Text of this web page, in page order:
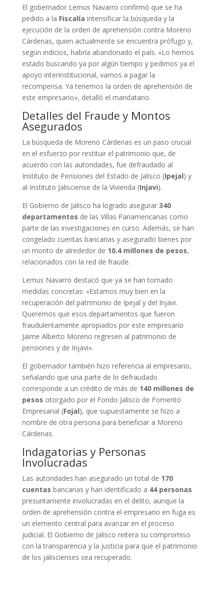
El gobernador Lemus Navarro confirmó que se ha
pedido a la Fiscalía intensificar la búsqueda y la
ejecución de la orden de aprehensión contra Moreno
Cárdenas, quien actualmente se encuentra prófugo y,
según indicios, habría abandonado el país. «Lo hemos
estado buscando ya por algún tiempo y pedimos ya el
apoyo interinstitucional, vamos a pagar la
recompensa. Ya tenemos la orden de aprehensión de
este empresario», detalló el mandatario.
Detalles del Fraude y Montos
Asegurados
La búsqueda de Moreno Cárdenas es un paso crucial
en el esfuerzo por restituir el patrimonio que, de
acuerdo con las autoridades, fue defraudado al
Instituto de Pensiones del Estado de Jalisco (Ipejal) y
al Instituto Jalisciense de la Vivienda (Injavi).
El Gobierno de Jalisco ha logrado asegurar 340
departamentos de las Villas Panamericanas como
parte de las investigaciones en curso. Además, se han
congelado cuentas bancarias y asegurado bienes por
un monto de alrededor de 10.4 millones de pesos,
relacionados con la red de fraude.
Lemus Navarro destacó que ya se han tomado
medidas concretas: «Estamos muy bien en la
recuperación del patrimonio de Ipejal y del Injavi.
Queremos que esos departamentos que fueron
fraudulentamente apropiados por este empresario
Jaime Alberto Moreno regresen al patrimonio de
pensiones y de Injavi».
El gobernador también hizo referencia al empresario,
señalando que una parte de lo defraudado
corresponde a un crédito de más de 140 millones de
pesos otorgado por el Fondo Jalisco de Fomento
Empresarial (Fojal), que supuestamente se hizo a
nombre de otra persona para beneficiar a Moreno
Cárdenas.
Indagatorias y Personas
Involucradas
Las autoridades han asegurado un total de 170
cuentas bancarias y han identificado a 44 personas
presuntamente involucradas en el delito, aunque la
orden de aprehensión contra el empresario en fuga es
un elemento central para avanzar en el proceso
judicial. El Gobierno de Jalisco reitera su compromiso
con la transparencia y la justicia para que el patrimonio
de los jaliscienses sea recuperado.